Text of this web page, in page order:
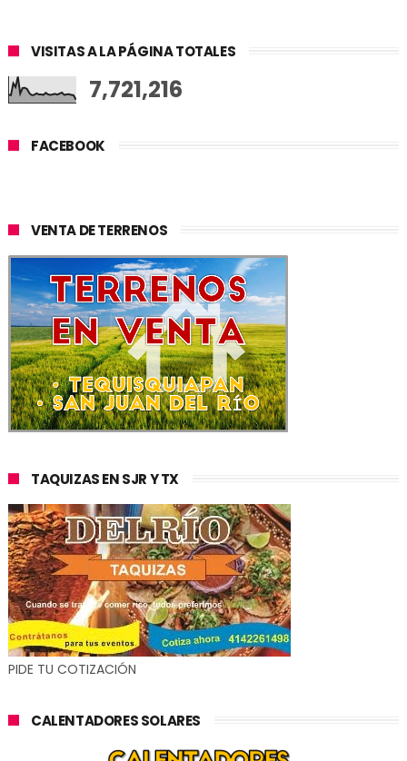
VISITAS A LA PÁGINA TOTALES
7,721,216
FACEBOOK
VENTA DE TERRENOS
TAQUIZAS EN SJR Y TX
PIDE TU COTIZACIÓN
CALENTADORES SOLARES